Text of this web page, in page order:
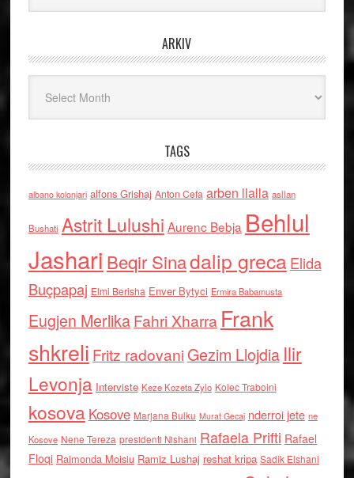
ARKIV
TAGS
albano kolonjari alfons Grishaj Anton Cefa arben llalla asllan
Bushati Astrit Lulushi Aurenc Bebja Behlul
Jashari Beqir Sinadalip grecaElida
Buçpapaj Elmi Berisha Enver Bytyci Ermira Babamusta
Eugjen MerlikaFahri Xharra Frank
shkreli Fritz radovaniGezim Llojdia Ilir
Levonja Interviste Keze Kozeta Zylo Kolec Traboini
kosova Kosove Marjana Bulku Murat Gecaj nderroi jete ne
Kosove Nene Tereza presidenti Nishani Rafaela Prifti Rafael
Floqi Raimonda Moisiu Ramiz Lushaj reshat kripa Sadik Elshani